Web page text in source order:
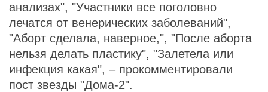
анализах", "Участники все поголовно
лечатся от венерических заболеваний",
"Аборт сделала, наверное,", "После аборта
нельзя делать пластику", "Залетела или
инфекция какая", – прокомментировали
пост звезды "Дома-2".